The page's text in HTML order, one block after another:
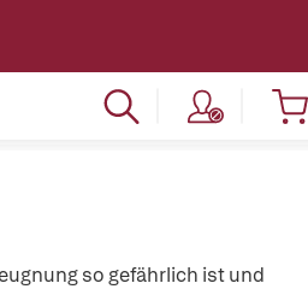
so gefährlich ist und